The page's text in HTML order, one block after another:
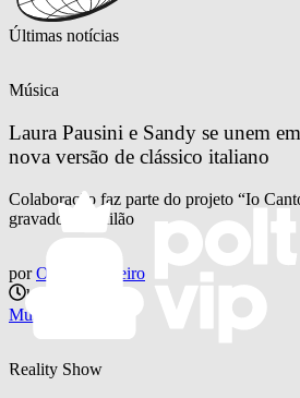
Últimas notícias
Música
Laura Pausini e Sandy se unem
nova versão de clássico italiano
Colaboração faz parte do projeto “Io
gravado em Milão
por Otavio Pinheiro
há 17 horas
Música
Reality Show